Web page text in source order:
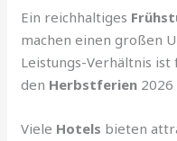
Ein reichhaltiges
machen einen großen
Leistungs-Verhältnis
den Herbstferien 2026
Viele Hotels bieten